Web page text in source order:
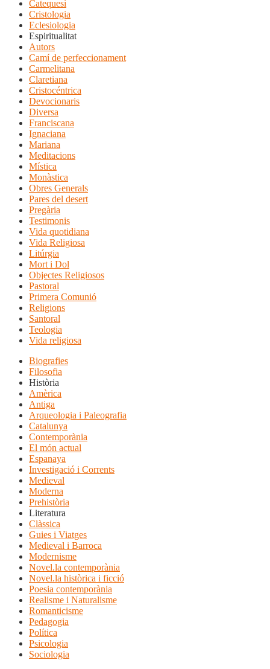
Catequesi
Cristologia
Eclesiologia
Espiritualitat
Autors
Camí de perfeccionament
Carmelitana
Claretiana
Cristocéntrica
Devocionaris
Diversa
Franciscana
Ignaciana
Mariana
Meditacions
Mística
Monàstica
Obres Generals
Pares del desert
Pregària
Testimonis
Vida quotidiana
Vida Religiosa
Litúrgia
Mort i Dol
Objectes Religiosos
Pastoral
Primera Comunió
Religions
Santoral
Teologia
Vida religiosa
Biografies
Filosofia
Història
Amèrica
Antiga
Arqueologia i Paleografia
Catalunya
Contemporània
El món actual
Espanaya
Investigació i Corrents
Medieval
Moderna
Prehistòria
Literatura
Clàssica
Guies i Viatges
Medieval i Barroca
Modernisme
Novel.la contemporània
Novel.la històrica i ficció
Poesia contemporània
Realisme i Naturalisme
Romanticisme
Pedagogia
Política
Psicologia
Sociologia